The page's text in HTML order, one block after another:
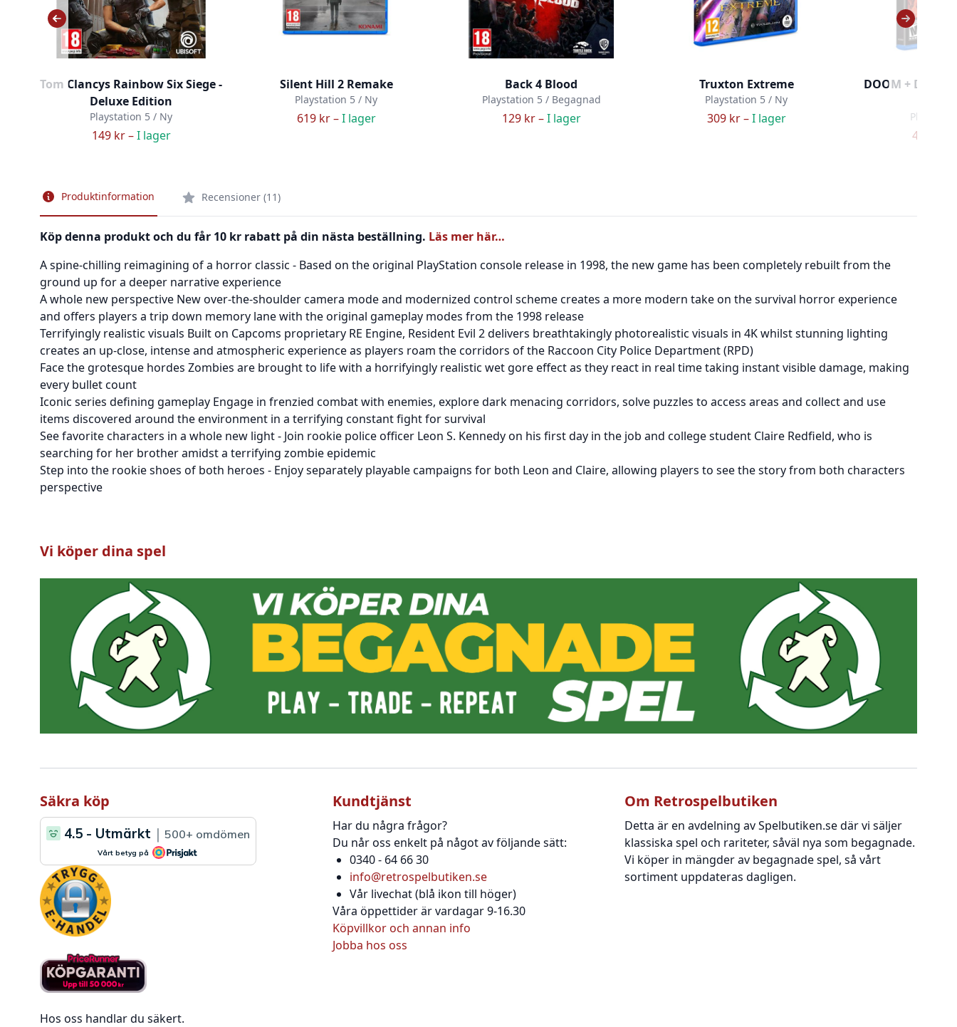
Tom Clancys Rainbow Six Siege -
Deluxe Edition
Playstation 5 / Ny
149 kr –I lager
Silent Hill 2 Remake
Playstation 5 / Ny
619 kr –I lager
Back 4 Blood
Playstation 5 / Begagnad
129 kr –I lager
Truxton Extreme
Playstation 5 / Ny
309 kr –I lager
DOOM +
499 kr –
Produktinformation Recensioner (11)
Köp denna produkt och du får 10 kr rabatt på din nästa beställning. Läs mer här…
A spine-chilling reimagining of a horror classic - Based on the original PlayStation console release in 1998, the new game has been completely rebuilt from the
ground up for a deeper narrative experience
A whole new perspective New over-the-shoulder camera mode and modernized control scheme creates a more modern take on the survival horror experience
and offers players a trip down memory lane with the original gameplay modes from the 1998 release
Terrifyingly realistic visuals Built on Capcoms proprietary RE Engine, Resident Evil 2 delivers breathtakingly photorealistic visuals in 4K whilst stunning lighting
creates an up-close, intense and atmospheric experience as players roam the corridors of the Raccoon City Police Department (RPD)
Face the grotesque hordes Zombies are brought to life with a horrifyingly realistic wet gore effect as they react in real time taking instant visible damage, making
every bullet count
Iconic series defining gameplay Engage in frenzied combat with enemies, explore dark menacing corridors, solve puzzles to access areas and collect and use
items discovered around the environment in a terrifying constant fight for survival
See favorite characters in a whole new light - Join rookie police officer Leon S. Kennedy on his first day in the job and college student Claire Redfield, who is
searching for her brother amidst a terrifying zombie epidemic
Step into the rookie shoes of both heroes - Enjoy separately playable campaigns for both Leon and Claire, allowing players to see the story from both characters
perspective
Vi köper dina spel
Säkra köp
Hos oss handlar du säkert.
Kundtjänst
Har du några frågor?
Du når oss enkelt på något av följande sätt:
0340 - 64 66 30
info@retrospelbutiken.se
Vår livechat (blå ikon till höger)
Våra öppettider är vardagar 9-16.30
Köpvillkor och annan info
Jobba hos oss
Om Retrospelbutiken
Detta är en avdelning av Spelbutiken.se där vi säljer
klassiska spel och rariteter, såväl nya som begagnade.
Vi köper in mängder av begagnade spel, så vårt
sortiment uppdateras dagligen.